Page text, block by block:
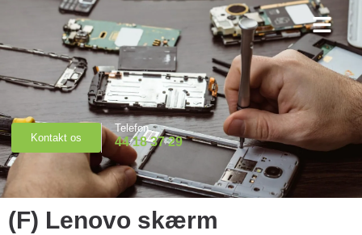
Kontakt os
Telefon
44 18 37 29
(F) Lenovo skærm